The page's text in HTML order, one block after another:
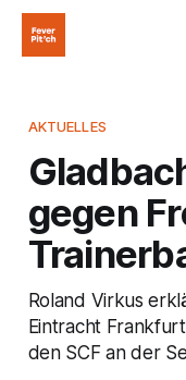
AKTUELLES
gegen
Roland Virkus
Eintracht
den SCF an der